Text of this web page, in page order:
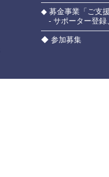
◆ 募金事業「ご支
- サポーター登録
◆ 参加募集